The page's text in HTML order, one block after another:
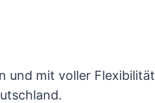
und mit voller